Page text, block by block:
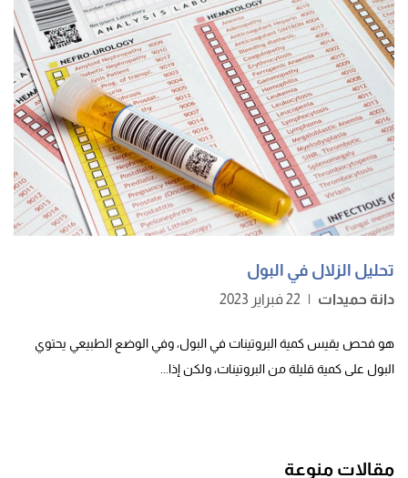
تحليل الزلال في البول
دانة حميدات | 22 فبراير 2023
هو فحص يقيس كمية البروتينات في البول، وفي الوضع الطبيعي يحتوي
البول على كمية قليلة من البروتينات، ولكن إذا...
مقالات منوعة